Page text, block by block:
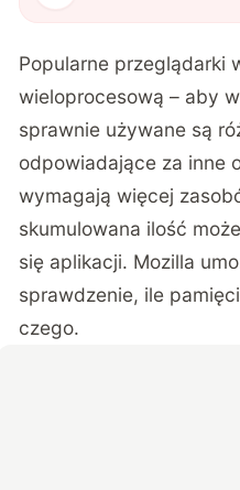
Popularne przeglądarki
wieloprocesową – aby
sprawnie używane są
odpowiadające za inne
wymagają więcej
skumulowana ilość
się aplikacji. Mozilla
sprawdzenie, ile
czego.